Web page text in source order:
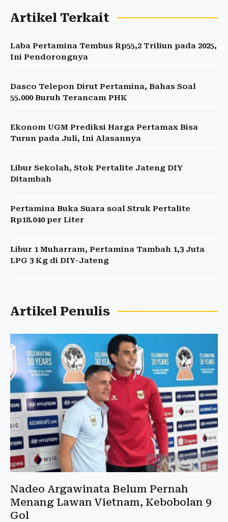
Artikel Terkait
Laba Pertamina Tembus Rp55,2 Triliun pada 2025,
Ini Pendorongnya
Dasco Telepon Dirut Pertamina, Bahas Soal
55.000 Buruh Terancam PHK
Ekonom UGM Prediksi Harga Pertamax Bisa
Turun pada Juli, Ini Alasannya
Libur Sekolah, Stok Pertalite Jateng DIY
Ditambah
Pertamina Buka Suara soal Struk Pertalite
Rp18.040 per Liter
Libur 1 Muharram, Pertamina Tambah 1,3 Juta
LPG 3 Kg di DIY-Jateng
Artikel Penulis
Nadeo Argawinata Belum Pernah
Menang Lawan Vietnam, Kebobolan 9
Gol